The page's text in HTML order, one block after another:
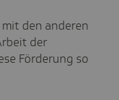
den anderen
der
Förderung so